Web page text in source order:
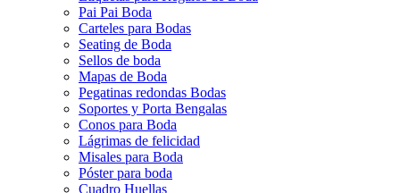
Pai Pai Boda
Carteles para Bodas
Seating de Boda
Sellos de boda
Mapas de Boda
Pegatinas redondas Bodas
Soportes y Porta Bengalas
Conos para Boda
Lágrimas de felicidad
Misales para Boda
Póster para boda
Cuadro Huellas